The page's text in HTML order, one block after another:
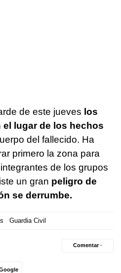
de este jueves los
lugar de los hechos
del fallecido. Ha
primero la zona para
de los grupos
un gran peligro de
se derrumbe.
Guardia Civil
Comentar ·